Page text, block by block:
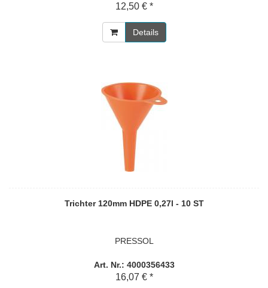
12,50 € *
Details
Trichter 120mm HDPE 0,27l - 10 ST
PRESSOL
Art. Nr.: 4000356433
16,07 € *